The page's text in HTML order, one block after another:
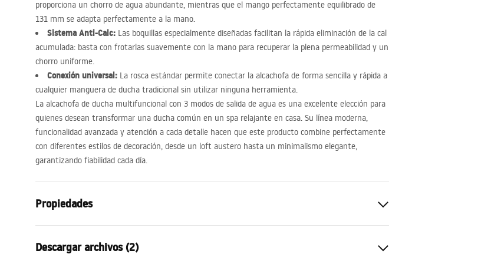
proporciona un chorro de agua abundante, mientras que el mango perfectamente equilibrado de
131 mm se adapta perfectamente a la mano.
Sistema Anti-Calc: Las boquillas especialmente diseñadas facilitan la rápida eliminación de la cal
acumulada: basta con frotarlas suavemente con la mano para recuperar la plena permeabilidad y un
chorro uniforme.
Conexión universal: La rosca estándar permite conectar la alcachofa de forma sencilla y rápida a
cualquier manguera de ducha tradicional sin utilizar ninguna herramienta.
La alcachofa de ducha multifuncional con 3 modos de salida de agua es una excelente elección para
quienes desean transformar una ducha común en un spa relajante en casa. Su línea moderna,
funcionalidad avanzada y atención a cada detalle hacen que este producto combine perfectamente
con diferentes estilos de decoración, desde un loft austero hasta un minimalismo elegante,
garantizando fiabilidad cada día.
Propiedades
Material
Descargar archivos (2)